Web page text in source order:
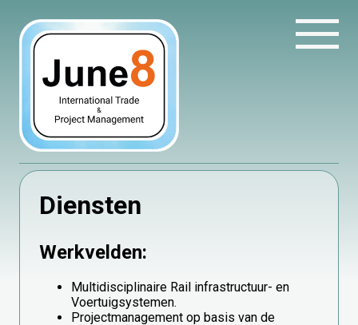
Diensten
Werkvelden:
Multidisciplinaire Rail infrastructuur- en
Voertuigsystemen.
Projectmanagement op basis van de